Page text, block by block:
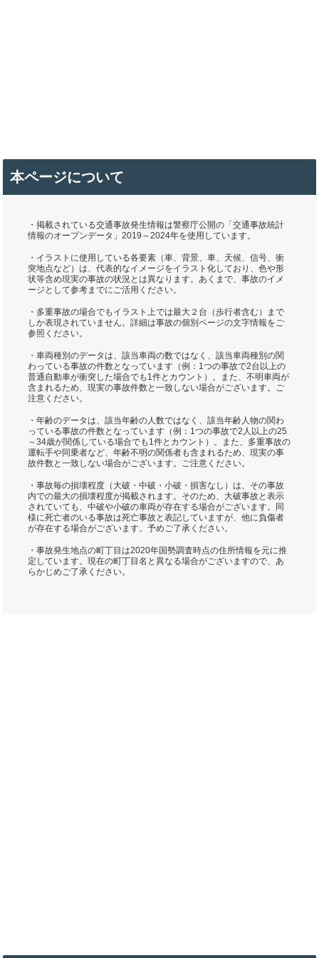
本ページについて
・掲載されている交通事故発生情報は警察庁公開の「交通事故統計
情報のオープンデータ」2019～2024年を使用しています。
・イラストに使用している各要素（車、背景、車、天候、信号、衝
突地点など）は、代表的なイメージをイラスト化しており、色や形
状等含め現実の事故の状況とは異なります。あくまで、事故のイメ
ージとして参考までにご活用ください。
・多重事故の場合でもイラスト上では最大２台（歩行者含む）まで
しか表現されていません。詳細は事故の個別ページの文字情報をご
参照ください。
・車両種別のデータは、該当車両の数ではなく、該当車両種別の関
わっている事故の件数となっています（例：1つの事故で2台以上の
普通自動車が衝突した場合でも1件とカウント）。また、不明車両が
含まれるため、現実の事故件数と一致しない場合がございます。ご
注意ください。
・年齢のデータは、該当年齢の人数ではなく、該当年齢人物の関わ
っている事故の件数となっています（例：1つの事故で2人以上の25
～34歳が関係している場合でも1件とカウント）。また、多重事故の
運転手や同乗者など、年齢不明の関係者も含まれるため、現実の事
故件数と一致しない場合がございます。ご注意ください。
・事故毎の損壊程度（大破・中破・小破・損害なし）は、その事故
内での最大の損壊程度が掲載されます。そのため、大破事故と表示
されていても、中破や小破の車両が存在する場合がございます。同
様に死亡者のいる事故は死亡事故と表記していますが、他に負傷者
が存在する場合がございます。予めご了承ください。
・事故発生地点の町丁目は2020年国勢調査時点の住所情報を元に推
定しています。現在の町丁目名と異なる場合がございますので、あ
らかじめご了承ください。